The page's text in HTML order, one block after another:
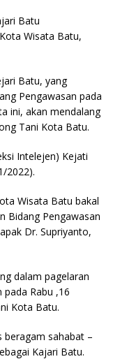
Batu
Wisata Batu,
Batu, yang
Pengawasan pada
ini, akan mendalang
Tani Kota Batu.
Intelejen) Kejati
2022).
Wisata Batu bakal
Bidang Pengawasan
Dr. Supriyanto,
dalam pagelaran
pada Rabu ,16
Kota Batu.
beragam sahabat –
Kajari Batu.